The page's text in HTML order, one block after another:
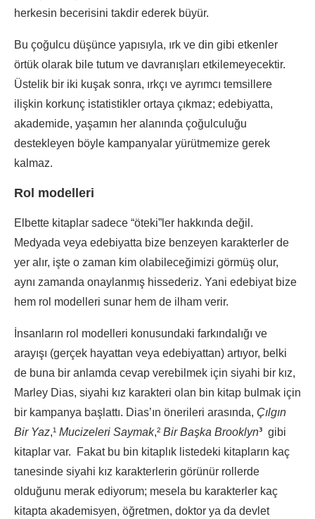
herkesin becerisini takdir ederek büyür.
Bu çoğulcu düşünce yapısıyla, ırk ve din gibi etkenler
örtük olarak bile tutum ve davranışları etkilemeyecektir.
Üstelik bir iki kuşak sonra, ırkçı ve ayrımcı temsillere
ilişkin korkunç istatistikler ortaya çıkmaz; edebiyatta,
akademide, yaşamın her alanında çoğulculuğu
destekleyen böyle kampanyalar yürütmemize gerek
kalmaz.
Rol modelleri
Elbette kitaplar sadece “öteki”ler hakkında değil.
Medyada veya edebiyatta bize benzeyen karakterler de
yer alır, işte o zaman kim olabileceğimizi görmüş olur,
aynı zamanda onaylanmış hissederiz. Yani edebiyat bize
hem rol modelleri sunar hem de ilham verir.
İnsanların rol modelleri konusundaki farkındalığı ve
arayışı (gerçek hayattan veya edebiyattan) artıyor, belki
de buna bir anlamda cevap verebilmek için siyahi bir kız,
Marley Dias, siyahi kız karakteri olan bin kitap bulmak için
bir kampanya başlattı. Dias’ın önerileri arasında, Çılgın
Bir Yaz,¹ Mucizeleri Saymak,² Bir Başka Brooklyn³ gibi
kitaplar var.
Fakat bu bin kitaplık listedeki kitapların kaç
tanesinde siyahi kız karakterlerin görünür rollerde
olduğunu merak ediyorum; mesela bu karakterler kaç
kitapta akademisyen, öğretmen, doktor ya da devlet